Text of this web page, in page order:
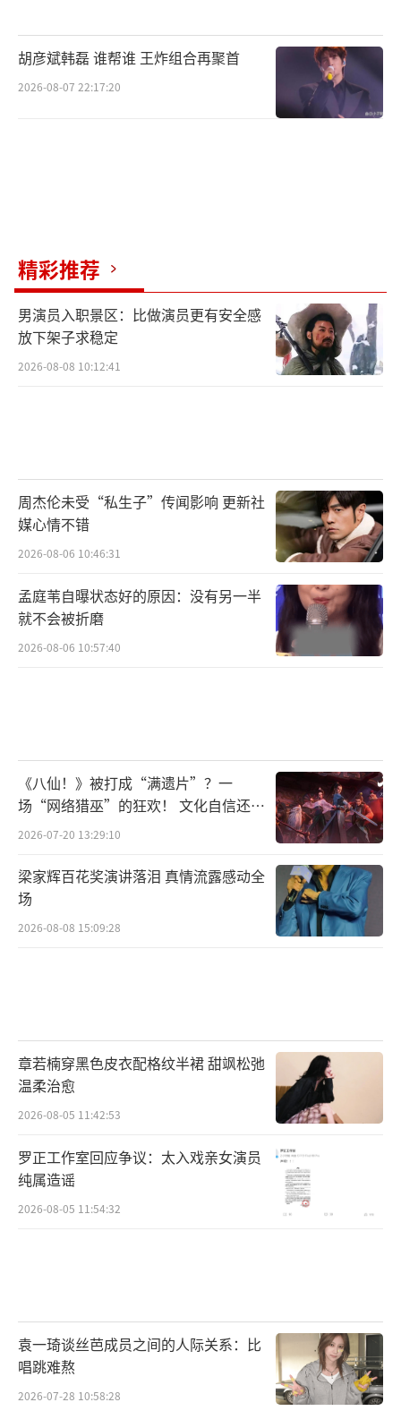
持，成为山东省广电局“网标”1号作品。本就
是章丘人，并担任章丘反诈公益宣传形象大使
的释彦能，对于这样一部电影可谓义不容辞，
导演、主演、动作导演三项任务一肩挑，只为
解锁新技能，街头玩命飙车引擎咆哮瞬间，场
面十分炸裂。动作戏对于老武行出身的释彦能
来说，精彩程度自然不用多说，如何为观众带
来久违的硬核观影体验才是硬道理！高空垂降
追击罪犯复刻经典、楼梯间近身格斗拳拳到
肉、废旧车场钢刀劈砍火星四溅，多场动作戏
火爆程度直接拉满，让不少观众回味起早些年
传媒股份有限公司联合出品。正在爱奇艺热映
中！（责任编辑：郭一楠 CK001）
胡彦斌韩磊 谁帮谁 王炸组合再聚首
2026-08-07 22:17:20
精彩推荐
男演员入职景区：比做演员更有安全感
放下架子求稳定
2026-08-08 10:12:41
周杰伦未受“私生子”传闻影响 更新社
媒心情不错
2026-08-06 10:46:31
孟庭苇自曝状态好的原因：没有另一半
就不会被折磨
2026-08-06 10:57:40
《八仙！》被打成“满遗片”？一
场“网络猎巫”的狂欢！ 文化自信还是
焦虑？
2026-07-20 13:29:10
梁家辉百花奖演讲落泪 真情流露感动全
场
2026-08-08 15:09:28
章若楠穿黑色皮衣配格纹半裙 甜飒松弛
温柔治愈
2026-08-05 11:42:53
罗正工作室回应争议：太入戏亲女演员
纯属造谣
2026-08-05 11:54:32
袁一琦谈丝芭成员之间的人际关系：比
唱跳难熬
2026-07-28 10:58:28